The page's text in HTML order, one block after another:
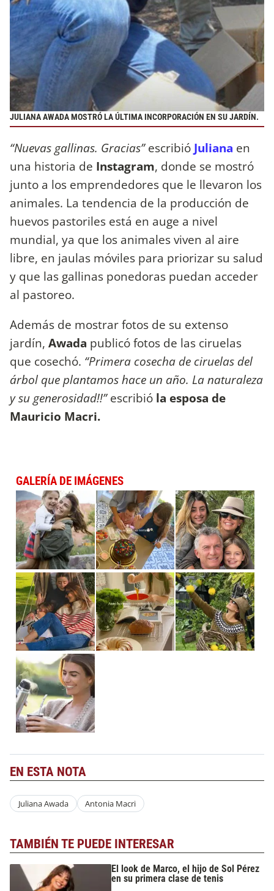
JULIANA AWADA MOSTRÓ LA ÚLTIMA INCORPORACIÓN EN SU JARDÍN.
“Nuevas gallinas. Gracias”escribió Juliana en
una historia de Instagram, donde se mostró
junto a los emprendedores que le llevaron los
animales. La tendencia de la producción de
huevos pastoriles está en auge a nivel
mundial, ya que los animales viven al aire
libre, en jaulas móviles para priorizar su salud
y que las gallinas ponedoras puedan acceder
al pastoreo.
Además de mostrar fotos de su extenso
jardín, Awada publicó fotos de las ciruelas
que cosechó. “Primera cosecha de ciruelas del
árbol que plantamos hace un año. La naturaleza
y su generosidad!!”escribió la esposa de
Mauricio Macri.
GALERÍA DE IMÁGENES
EN ESTA NOTA
Juliana Awada Antonia Macri
TAMBIÉN TE PUEDE INTERESAR
El look de Marco, el hijo de Sol Pérez
en su primera clase de tenis